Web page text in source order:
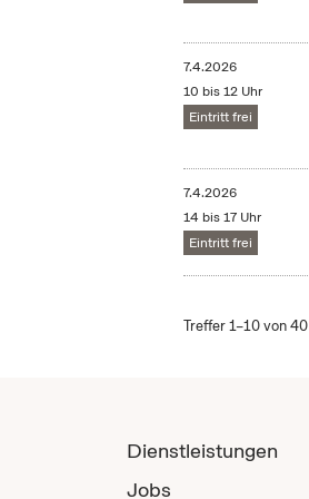
7.4.2026
10 bis 12 Uhr
Eintritt frei
7.4.2026
14 bis 17 Uhr
Eintritt frei
Treffer 1–10 von 40
Dienstleistungen
Jobs